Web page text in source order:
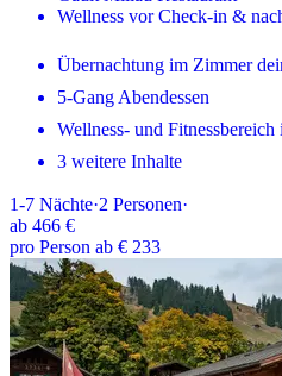
Wellness vor Check-in &
Übernachtung im Zimmer
5-Gang Abendessen
Wellness- und
3 weitere Inhalte
1-7 Nächte·2 Personen·
ab 466 €
pro Person ab € 233